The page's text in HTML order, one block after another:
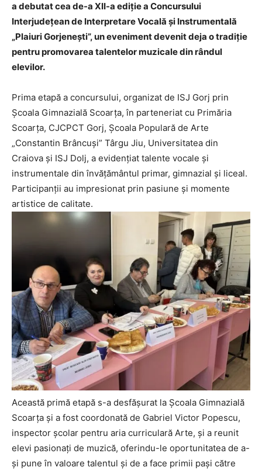
a debutat cea de-a XII-a ediție a Concursului
Interjudețean de Interpretare Vocală și Instrumentală
„Plaiuri Gorjenești”, un eveniment devenit deja o tradiție
pentru promovarea talentelor muzicale din rândul
elevilor.
Prima etapă a concursului, organizat de ISJ Gorj prin
Școala Gimnazială Scoarța, în parteneriat cu Primăria
Scoarța, CJCPCT Gorj, Școala Populară de Arte
„Constantin Brâncuși” Târgu Jiu, Universitatea din
Craiova și ISJ Dolj, a evidențiat talente vocale și
instrumentale din învățământul primar, gimnazial și liceal.
Participanții au impresionat prin pasiune și momente
artistice de calitate.
Această primă etapă s-a desfășurat la Școala Gimnazială
Scoarța și a fost coordonată de Gabriel Victor Popescu,
inspector școlar pentru aria curriculară Arte, și a reunit
elevi pasionați de muzică, oferindu-le oportunitatea de a-
și pune în valoare talentul și de a face primii pași către